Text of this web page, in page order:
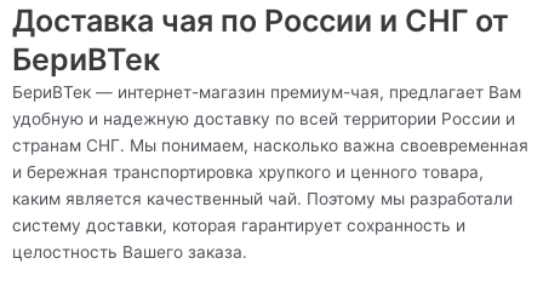
Доставка чая по России и СНГ от
БериВТек
БериВТек — интернет-магазин премиум-чая, предлагает Вам
удобную и надежную доставку по всей территории России и
странам СНГ. Мы понимаем, насколько важна своевременная
и бережная транспортировка хрупкого и ценного товара,
каким является качественный чай. Поэтому мы разработали
систему доставки, которая гарантирует сохранность и
целостность Вашего заказа.